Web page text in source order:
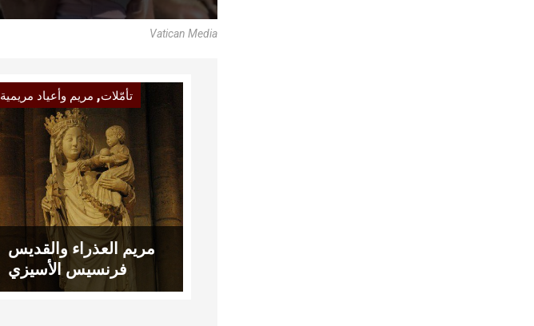
Vatican Media
تأمّلات, مريم وأعياد مريمية
مريم العذراء والقديس
فرنسيس الأسيزي